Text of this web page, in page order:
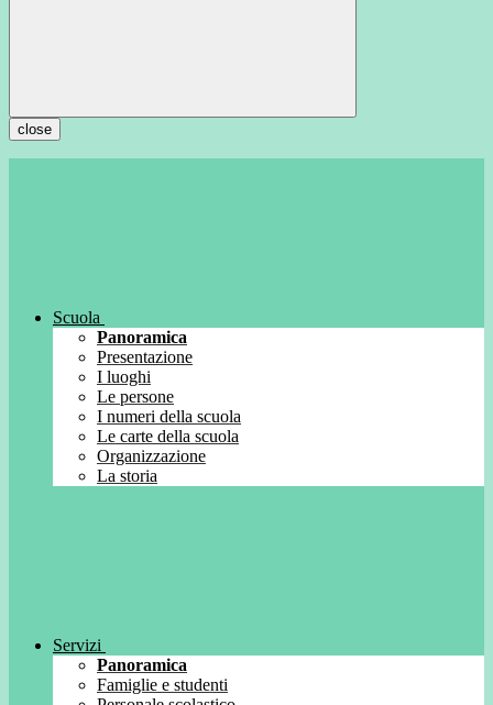
close
Scuola
Panoramica
Presentazione
I luoghi
Le persone
I numeri della scuola
Le carte della scuola
Organizzazione
La storia
Servizi
Panoramica
Famiglie e studenti